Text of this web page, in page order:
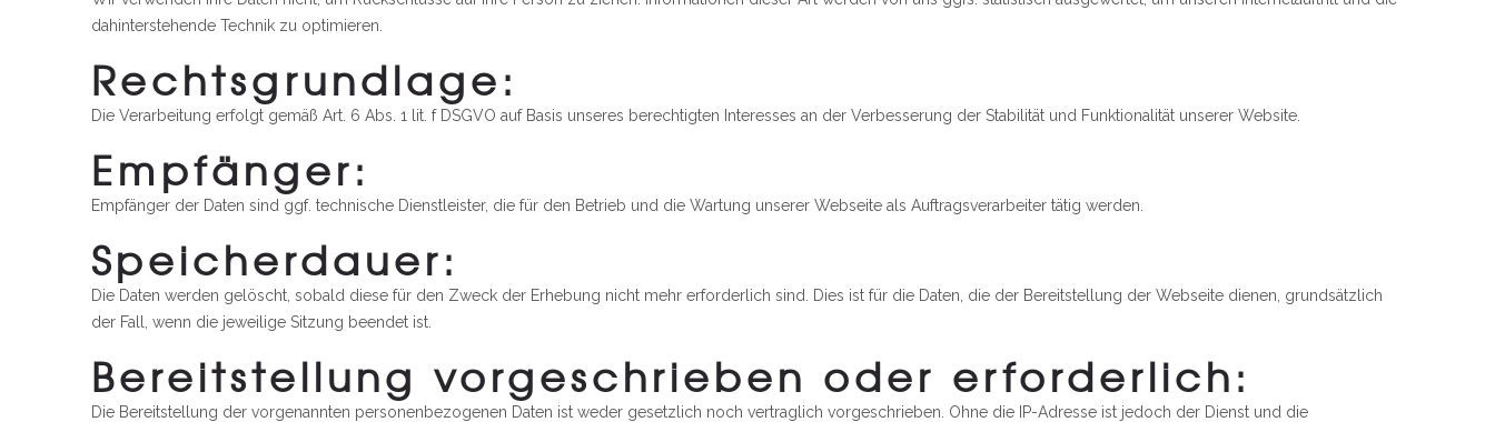
dahinterstehende Technik zu optimieren.
Rechtsgrundlage:
Die Verarbeitung erfolgt gemäß Art. 6 Abs. 1 lit. f DSGVO auf Basis unseres berechtigten Interesses an der Verbesserung der Stabilität und Funktionalität unserer Website.
Empfänger:
Empfänger der Daten sind ggf. technische Dienstleister, die für den Betrieb und die Wartung unserer Webseite als Auftragsverarbeiter tätig werden.
Speicherdauer:
Die Daten werden gelöscht, sobald diese für den Zweck der Erhebung nicht mehr erforderlich sind. Dies ist für die Daten, die der Bereitstellung der Webseite dienen, grundsätzlich
der Fall, wenn die jeweilige Sitzung beendet ist.
Bereitstellung vorgeschrieben oder erforderlich:
Die Bereitstellung der vorgenannten personenbezogenen Daten ist weder gesetzlich noch vertraglich vorgeschrieben. Ohne die IP-Adresse ist jedoch der Dienst und die